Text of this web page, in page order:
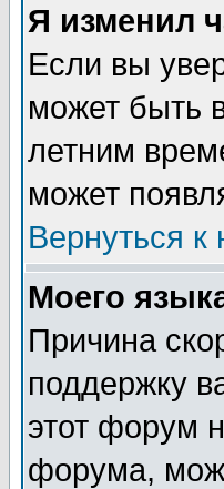
Я изменил
Если вы
может быть
летним
может
Вернуться к
Моего
Причина
поддержку
этот форум
форума,